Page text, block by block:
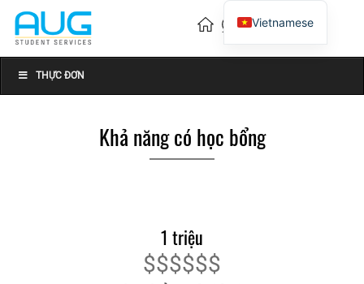
THỰC ĐƠN
Khả năng có học bổng
1 triệu
$$$$$$
Vietnamese